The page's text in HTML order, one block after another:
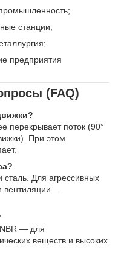
станции;
предприятия
(FAQ)
перекрывает поток (90°
При этом
Для агрессивных
вентиляции —
— для
веществ и высоких